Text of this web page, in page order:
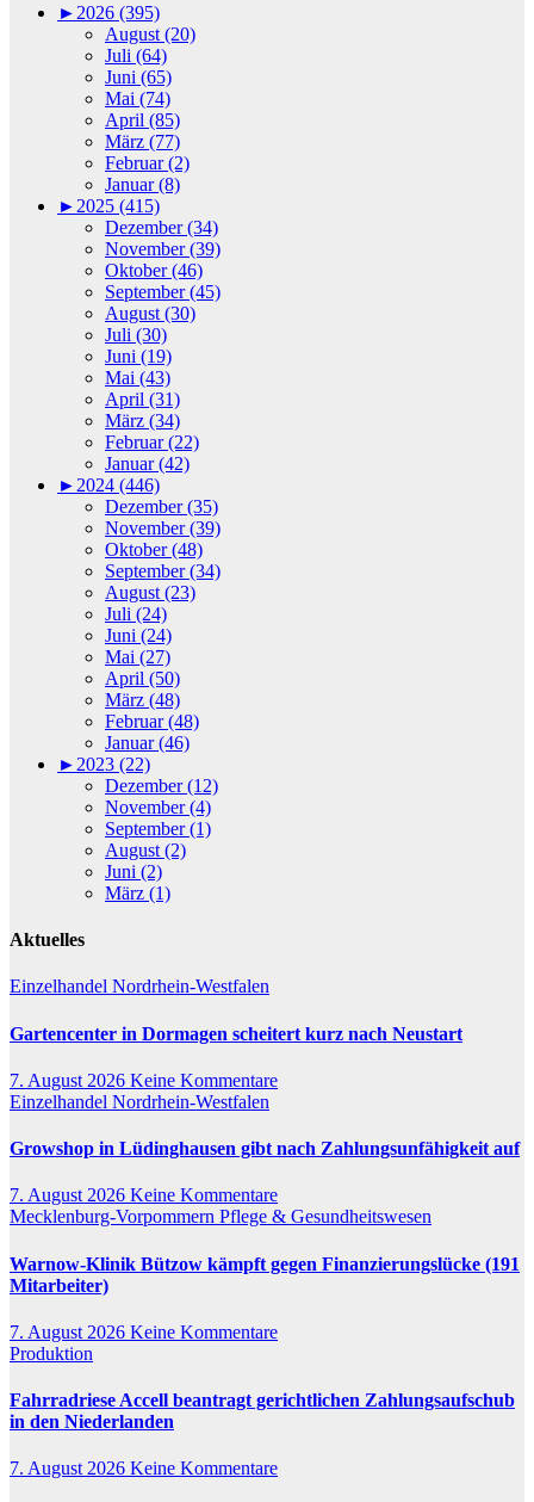
► 2026 (395)
August (20)
Juli (64)
Juni (65)
Mai (74)
April (85)
März (77)
Februar (2)
Januar (8)
► 2025 (415)
Dezember (34)
November (39)
Oktober (46)
September (45)
August (30)
Juli (30)
Juni (19)
Mai (43)
April (31)
März (34)
Februar (22)
Januar (42)
► 2024 (446)
Dezember (35)
November (39)
Oktober (48)
September (34)
August (23)
Juli (24)
Juni (24)
Mai (27)
April (50)
März (48)
Februar (48)
Januar (46)
► 2023 (22)
Dezember (12)
November (4)
September (1)
August (2)
Juni (2)
März (1)
Aktuelles
Einzelhandel Nordrhein-Westfalen
Gartencenter in Dormagen scheitert kurz nach Neustart
7. August 2026 Keine Kommentare
Einzelhandel Nordrhein-Westfalen
Growshop in Lüdinghausen gibt nach Zahlungsunfähigkeit auf
7. August 2026 Keine Kommentare
Mecklenburg-Vorpommern Pflege & Gesundheitswesen
Warnow-Klinik Bützow kämpft gegen Finanzierungslücke (191
Mitarbeiter)
7. August 2026 Keine Kommentare
Produktion
Fahrradriese Accell beantragt gerichtlichen Zahlungsaufschub
in den Niederlanden
7. August 2026 Keine Kommentare